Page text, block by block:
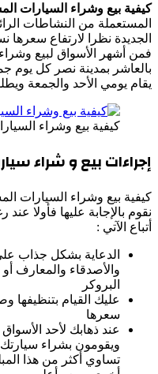
كيفية بيع وشراء السيارات
المستعملة من النشاطات
الجديدة نظرا لارتفاع سعرها
فمن أشهر الأسواق لبيع
بالعاشر بمدينة نصر كل يوم
يقام يومي الأحد والجمعة
كيفية بيع وشراء
إجراءات بيع و شراء
كيفية بيع وشراء السيارات
نقوم بالإجابة عليها فأولا
أتباع الآتي :
الدعاية بشكل جذاب
والأصدقاء والمعارف
البروكر
عليك القيام بتنظيفها
سعرها
عند ذهابك لأحد
ويقومون بشراء
تساوي أكثر من هذا